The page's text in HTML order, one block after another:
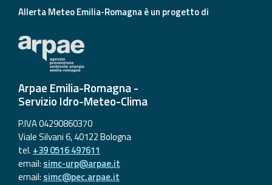
Allerta Meteo Emilia-Romagna è un progetto di
Arpae Emilia-Romagna -
Servizio Idro-Meteo-Clima
P.IVA 04290860370
Viale Silvani 6, 40122 Bologna
tel. +39 0516 497611
email: simc-urp@arpae.it
email: simc@pec.arpae.it